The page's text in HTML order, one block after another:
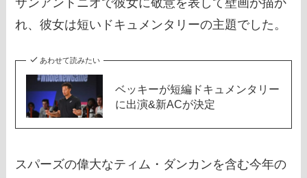
サンアントニオで彼女に敬意を表して壁画が描か
れ、彼女は短いドキュメンタリーの主題でした。
あわせて読みたい
ベッキーが短編ドキュメンタリー
に出演&新ACが決定
スパーズの偉大なティム・ダンカンを含む今年の